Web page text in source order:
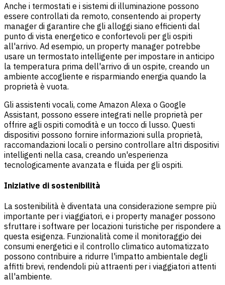
Anche i termostati e i sistemi di illuminazione possono
essere controllati da remoto, consentendo ai property
manager di garantire che gli alloggi siano efficienti dal
punto di vista energetico e confortevoli per gli ospiti
all'arrivo. Ad esempio, un property manager potrebbe
usare un termostato intelligente per impostare in anticipo
la temperatura prima dell'arrivo di un ospite, creando un
ambiente accogliente e risparmiando energia quando la
proprietà è vuota.
Gli assistenti vocali, come Amazon Alexa o Google
Assistant, possono essere integrati nelle proprietà per
offrire agli ospiti comodità e un tocco di lusso. Questi
dispositivi possono fornire informazioni sulla proprietà,
raccomandazioni locali o persino controllare altri dispositivi
intelligenti nella casa, creando un'esperienza
tecnologicamente avanzata e fluida per gli ospiti.
Iniziative di sostenibilità
La sostenibilità è diventata una considerazione sempre più
importante per i viaggiatori, e i property manager possono
sfruttare i software per locazioni turistiche per rispondere a
questa esigenza. Funzionalità come il monitoraggio dei
consumi energetici e il controllo climatico automatizzato
possono contribuire a ridurre l'impatto ambientale degli
affitti brevi, rendendoli più attraenti per i viaggiatori attenti
all'ambiente.